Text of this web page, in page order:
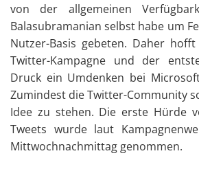
von der allgemeinen
Balasubramanian selbst habe um
Nutzer-Basis gebeten. Daher
Twitter-Kampagne und der
Druck ein Umdenken bei
Zumindest die Twitter-Community
Idee zu stehen. Die erste Hürde
Tweets wurde laut
Mittwochnachmittag genommen.